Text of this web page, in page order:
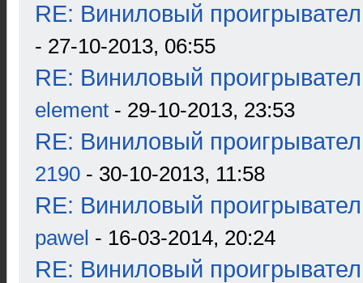
RE: Виниловый
- 27-10-2013, 06:55
RE: Виниловый
element - 29-10-2013, 23:53
RE: Виниловый
2190 - 30-10-2013, 11:58
RE: Виниловый
pawel - 16-03-2014, 20:24
RE: Виниловый